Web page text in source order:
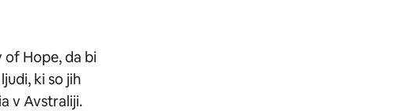
Hope, da bi
ki so jih
v Avstraliji.